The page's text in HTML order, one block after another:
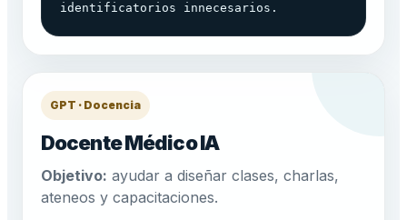
identificatorios innecesarios.
GPT · Docencia
Docente Médico IA
Objetivo: ayudar a diseñar clases, charlas,
ateneos y capacitaciones.